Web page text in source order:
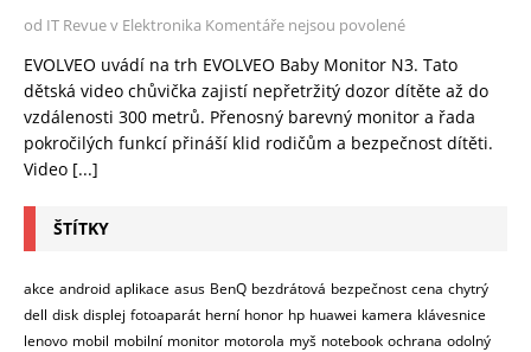
od IT Revue v Elektronika Komentáře nejsou povolené
EVOLVEO uvádí na trh EVOLVEO Baby Monitor N3. Tato
dětská video chůvička zajistí nepřetržitý dozor dítěte až do
vzdálenosti 300 metrů. Přenosný barevný monitor a řada
pokročilých funkcí přináší klid rodičům a bezpečnost dítěti.
Video [...]
ŠTÍTKY
akce android aplikace asus BenQ bezdrátová bezpečnost cena chytrý
dell disk displej fotoaparát herní honor hp huawei kamera klávesnice
lenovo mobil mobilní monitor motorola myš notebook ochrana odolný